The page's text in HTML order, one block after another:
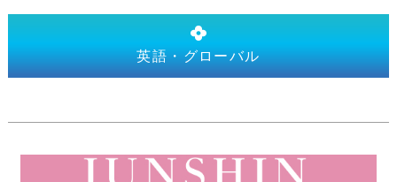
英語・グローバル